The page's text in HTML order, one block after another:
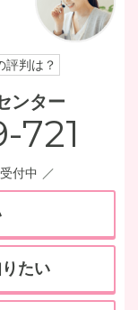
評判は？
ンター
721
付中
たい